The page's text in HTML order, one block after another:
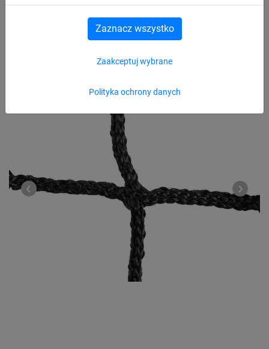
Polityka ochrony danych
Zaakceptuj wybrane
Zaznacz wszystko